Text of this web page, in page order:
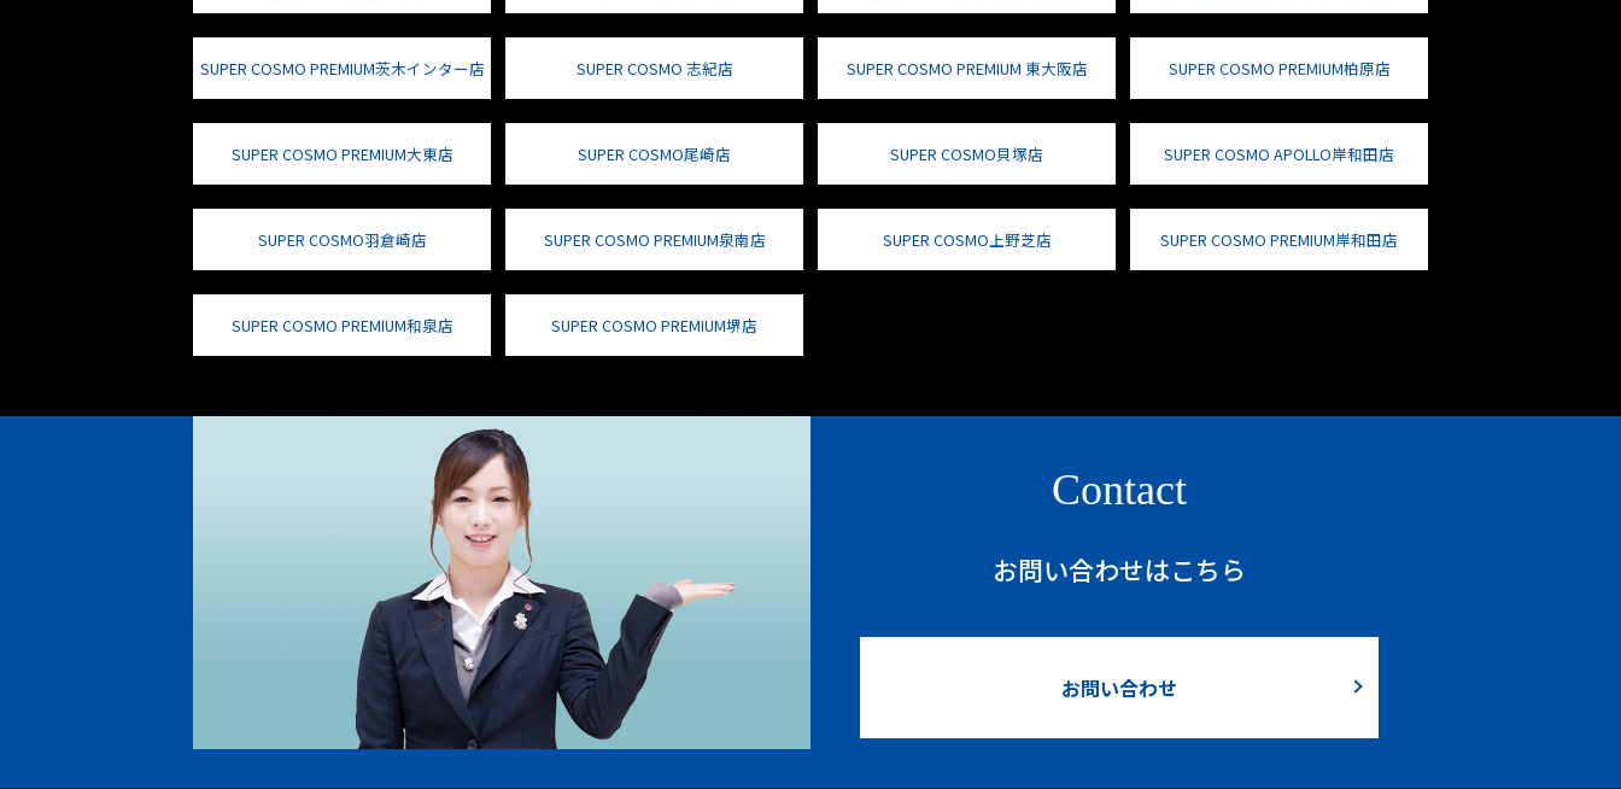
SUPER COSMO PREMIUM茨木インター店 SUPER COSMO 志紀店 SUPER COSMO PREMIUM 東大阪店 SUPER COSMO PREMIUM柏原店
SUPER COSMO PREMIUM大東店 SUPER COSMO尾崎店 SUPER COSMO貝塚店 SUPER COSMO APOLLO岸和田店
SUPER COSMO羽倉崎店 SUPER COSMO PREMIUM泉南店 SUPER COSMO上野芝店 SUPER COSMO PREMIUM岸和田店
SUPER COSMO PREMIUM和泉店 SUPER COSMO PREMIUM堺店
Contact
お問い合わせはこちら
お問い合わせ